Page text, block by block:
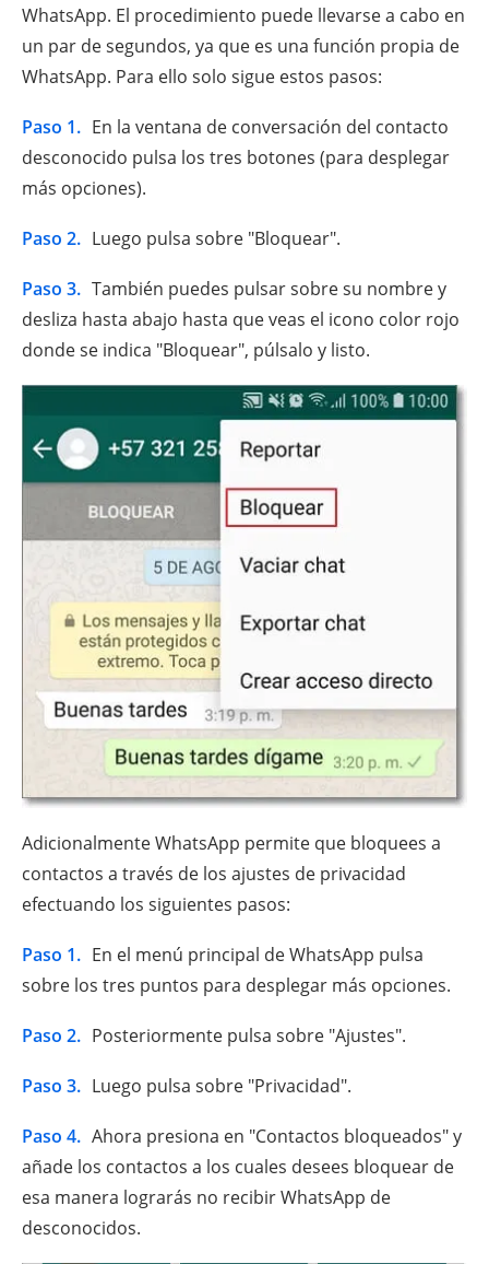
WhatsApp. El procedimiento puede llevarse a cabo en
un par de segundos, ya que es una función propia de
WhatsApp. Para ello solo sigue estos pasos:
Paso 1. En la ventana de conversación del contacto
desconocido pulsa los tres botones (para desplegar
más opciones).
Paso 2. Luego pulsa sobre "Bloquear".
Paso 3. También puedes pulsar sobre su nombre y
desliza hasta abajo hasta que veas el icono color rojo
donde se indica "Bloquear", púlsalo y listo.
Adicionalmente WhatsApp permite que bloquees a
contactos a través de los ajustes de privacidad
efectuando los siguientes pasos:
Paso 1. En el menú principal de WhatsApp pulsa
sobre los tres puntos para desplegar más opciones.
Paso 2. Posteriormente pulsa sobre "Ajustes".
Paso 3. Luego pulsa sobre "Privacidad".
Paso 4. Ahora presiona en "Contactos bloqueados" y
añade los contactos a los cuales desees bloquear de
esa manera lograrás no recibir WhatsApp de
desconocidos.